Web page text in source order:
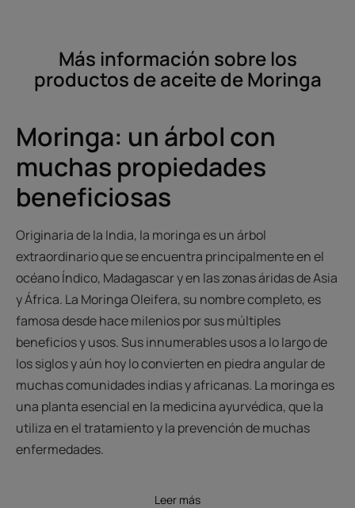
Más información sobre los
productos de aceite de Moringa
Moringa: un árbol con
muchas propiedades
beneficiosas
Originaria de la India, la moringa es un árbol
extraordinario que se encuentra principalmente en el
océano Índico, Madagascar y en las zonas áridas de Asia
y África. La Moringa Oleifera, su nombre completo, es
famosa desde hace milenios por sus múltiples
beneficios y usos. Sus innumerables usos a lo largo de
los siglos y aún hoy lo convierten en piedra angular de
muchas comunidades indias y africanas. La moringa es
una planta esencial en la medicina ayurvédica, que la
utiliza en el tratamiento y la prevención de muchas
enfermedades.
Leer más